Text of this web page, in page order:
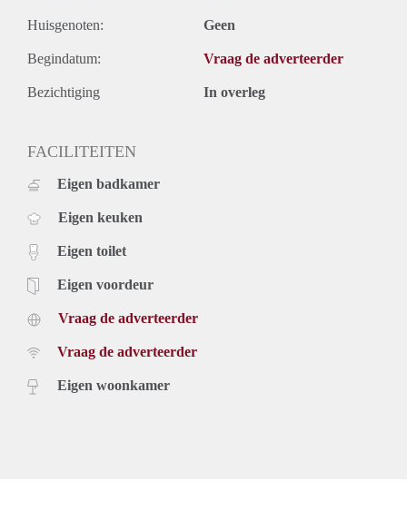
Huisgenoten: Geen
Begindatum: Vraag de adverteerder
Bezichtiging In overleg
FACILITEITEN
Eigen badkamer
Eigen keuken
Eigen toilet
Eigen voordeur
Vraag de adverteerder
Vraag de adverteerder
Eigen woonkamer